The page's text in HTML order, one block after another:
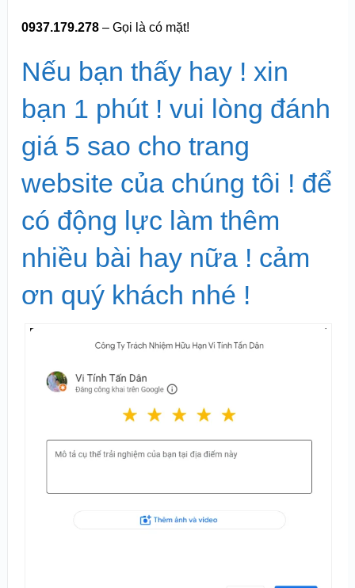
0937.179.278– Gọi là có mặt!
Nếu bạn thấy hay ! xin
bạn 1 phút ! vui lòng đánh
giá 5 sao cho trang
website của chúng tôi ! để
có động lực làm thêm
nhiều bài hay nữa ! cảm
ơn quý khách nhé !